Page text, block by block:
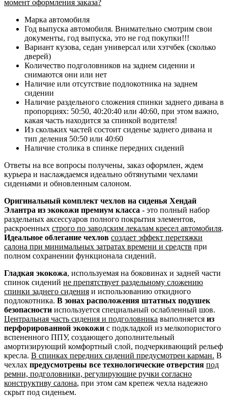
момент оформления заказа?
Марка автомобиля
Год выпуска автомобиля. Внимательно смотрим свои
документы, год выпуска, это не год покупки!!!
Вариант кузова, седан универсал или хэтчбек (сколько
дверей)
Количество подголовников на заднем сидении и
снимаются они или нет
Наличие или отсутствие подлокотника на заднем
сидении
Наличие раздельного сложения спинки заднего дивана в
пропорциях: 50:50, 40:20:40 или 40:60, при этом важно,
какая часть находится за спинкой водителя!
Из скольких частей состоит сиденье заднего дивана и
тип деления 50:50 или 40:60
Наличие столика в спинке передних сидений
Ответы на все вопросы получены, заказ оформлен, ждем
курьера и наслаждаемся идеально обтянутыми чехлами
сиденьями и обновленным салоном.
Оригинальный комплект чехлов на сиденья Хендай
Элантра из экокожи премиум класса - это полный набор
раздельных аксессуаров полного покрытия элементов,
раскроенных строго по заводским лекалам кресел автомобиля.
Идеальное облегание чехлов создает эффект перетяжки
салона при минимальных затратах времени и средств при
полном сохранении функционала сидений.
Гладкая экокожа, используемая на боковинах и задней части
спинок сидений не препятствует раздельному сложению
спинки заднего сидения и использованию откидного
подлокотника. В зонах расположения штатных подушек
безопасности используется специальный ослабленный шов.
Центральная часть сидения и подголовника выполняется из
перфорированной экокожи с подкладкой из мелкопористого
вспененного ППУ, создающего дополнительный
амортизирующий комфортный слой, подчеркивающий рельеф
кресла. В спинках передних сидений предусмотрен карман. В
чехлах предусмотрены все технологические отверстия под
ремни, подголовники, регулирующие ручки согласно
конструктиву салона, при этом сам крепеж чехла надежно
скрыт под сиденьем.